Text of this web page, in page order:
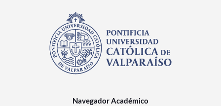
Navegador Académico